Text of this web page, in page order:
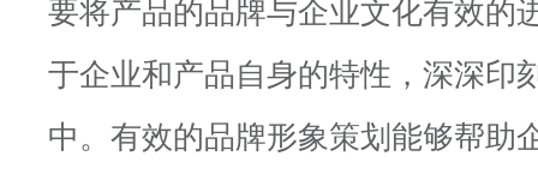
要将产品的品牌与企业文化有效的
于企业和产品自身的特性，深深印
中。有效的品牌形象策划能够帮助